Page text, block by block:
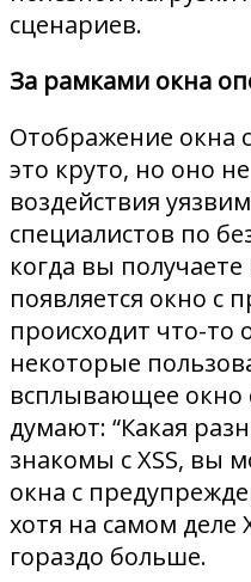
сценариев.
За рамками окна
Отображение окна
это круто, но оно
воздействия
специалистов по
когда вы получаете
появляется окно с
происходит что-то
некоторые
всплывающее окно
думают: “Какая
знакомы с XSS, вы
окна с
хотя на самом деле
гораздо больше.